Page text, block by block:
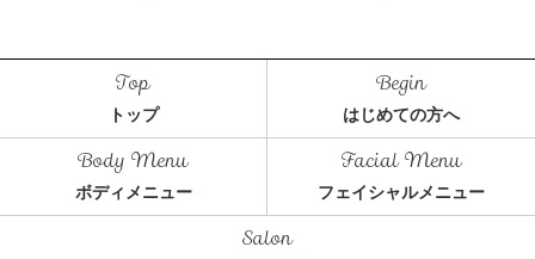
トップ はじめての方へ
ボディメニュー フェイシャルメニュー